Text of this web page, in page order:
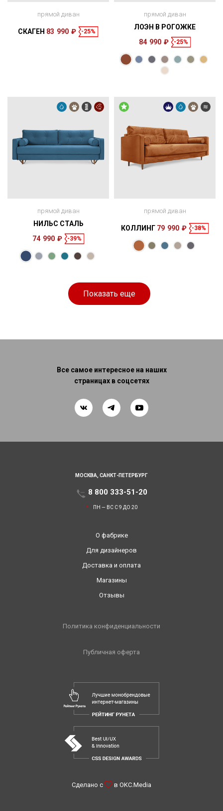
прямой диван
СКАГЕН 83 990 ₽ -25%
Размеры
229 × 112 × 95
Спальное
прямой диван
ЛОЭН В РОГОЖКЕ
84 990 ₽
-25%
Размеры
Спальное
прямой диван
НИЛЬС СТАЛЬ
74 990 ₽
-39%
Размеры
прямой диван
КОЛЛИНГ 79 990 ₽ -38%
Показать еще
Все самое интересное на наших
страницах в соцсетях
МОСКВА, САНКТ-ПЕТЕРБУРГ
8 800 333-51-20
ПН — ВС С 9 ДО 20
О фабрике
Для дизайнеров
Доставка и оплата
Магазины
Отзывы
Политика конфиденциальности
Публичная оферта
Сделано с в OKC.Media